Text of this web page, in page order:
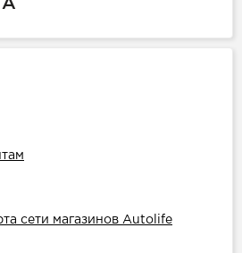
сети магазинов Autolife